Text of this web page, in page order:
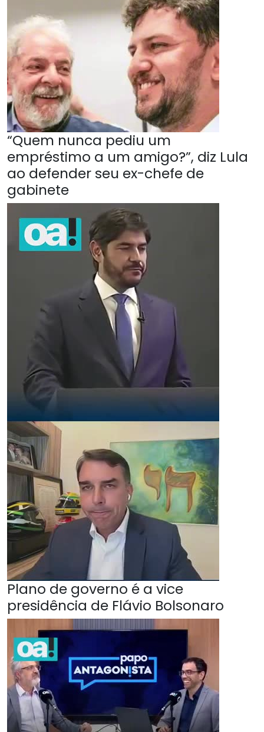
“Quem nunca pediu um
empréstimo a um amigo?”, diz Lula
ao defender seu ex-chefe de
gabinete
Plano de governo é a vice
presidência de Flávio Bolsonaro